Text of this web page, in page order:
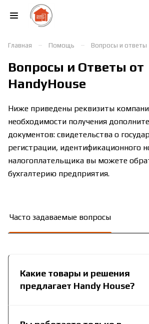
Главная – Помощь – Вопросы и ответы
Вопросы и Ответы от
HandyHouse
Ниже приведены реквизиты
необходимости получения
документов: свидетельства о
регистрации, идентификационного
налогоплательщика вы можете
бухгалтерию предприятия.
Часто задаваемые вопросы
Какие товары и решения
предлагает Handy House?